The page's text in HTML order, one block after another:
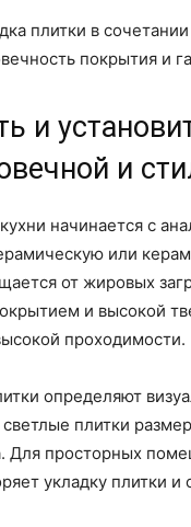
плитки в
покрытия и
и
и
начинается с
или
от жировых
и высокой
проходимости.
определяют
плитки
просторных
укладку плитки